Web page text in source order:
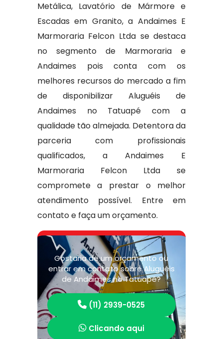
Metálica, Lavatório de Mármore e
Escadas em Granito, a Andaimes E
Marmoraria Felcon Ltda se destaca
no segmento de Marmoraria e
Andaimes pois conta com os
melhores recursos do mercado a fim
de disponibilizar Aluguéis de
Andaimes no Tatuapé com a
qualidade tão almejada. Detentora da
parceria com profissionais
qualificados, a Andaimes E
Marmoraria Felcon Ltda se
compromete a prestar o melhor
atendimento possível. Entre em
contato e faça um orçamento.
Gostaria de um orçamento ou
entrar em contato sobre Aluguéis
de Andaimes no Tatuapé?
(11) 2939-0525
Clicando aqui